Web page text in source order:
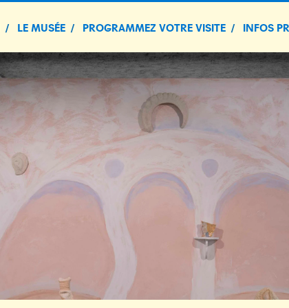
LE MUSÉE PROGRAMMEZ VOTRE VISITE INFOS